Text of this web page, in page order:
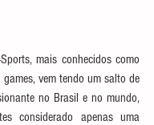
mais conhecidos como
vem tendo um salto de
no Brasil e no mundo,
considerado apenas uma